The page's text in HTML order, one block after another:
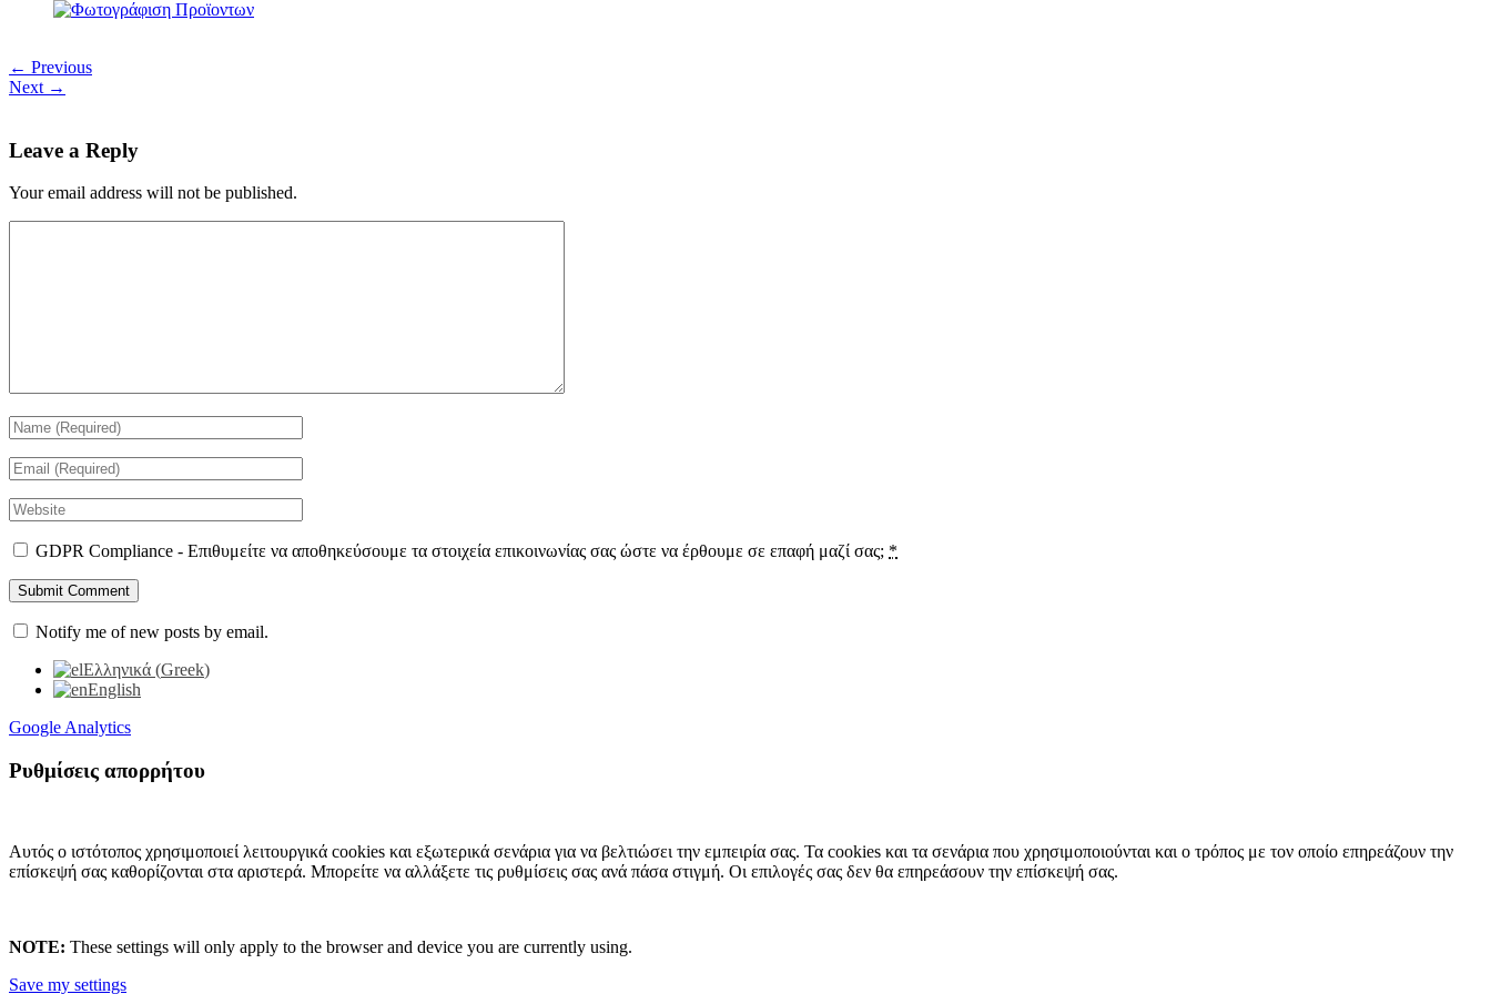
← Previous
Next →
Leave a Reply
Your email address will not be published.
GDPR Compliance - Επιθυμείτε να αποθηκεύσουμε τα στοιχεία επικοινωνίας σας ώστε να έρθουμε σε επαφή μαζί σας; *
Notify me of new posts by email.
Ελληνικά (Greek)
English
Google Analytics
Ρυθμίσεις απορρήτου
Αυτός ο ιστότοπος χρησιμοποιεί λειτουργικά cookies και εξωτερικά σενάρια για να βελτιώσει την εμπειρία σας. Τα cookies και τα σενάρια που χρησιμοποιούνται και ο τρόπος με τον οποίο επηρεάζουν την
επίσκεψή σας καθορίζονται στα αριστερά. Μπορείτε να αλλάξετε τις ρυθμίσεις σας ανά πάσα στιγμή. Οι επιλογές σας δεν θα επηρεάσουν την επίσκεψή σας.
NOTE: These settings will only apply to the browser and device you are currently using.
Save my settings